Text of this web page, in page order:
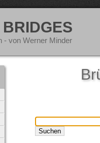
- von Werner Minder